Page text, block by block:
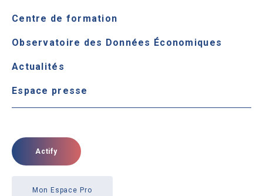
Centre de formation
Observatoire des Données Économiques
Actualités
Espace presse
Actify
Mon Espace Pro